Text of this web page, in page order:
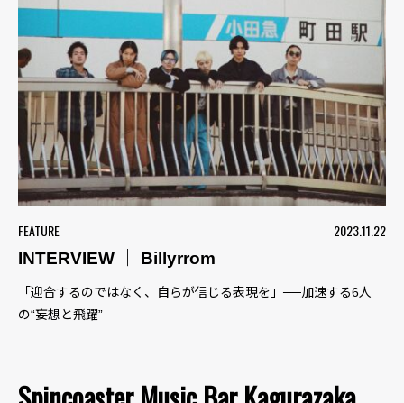
FEATURE
2023.11.22
INTERVIEW ｜ Billyrrom
「迎合するのではなく、自らが信じる表現を」──加速する6人
の“妄想と飛躍”